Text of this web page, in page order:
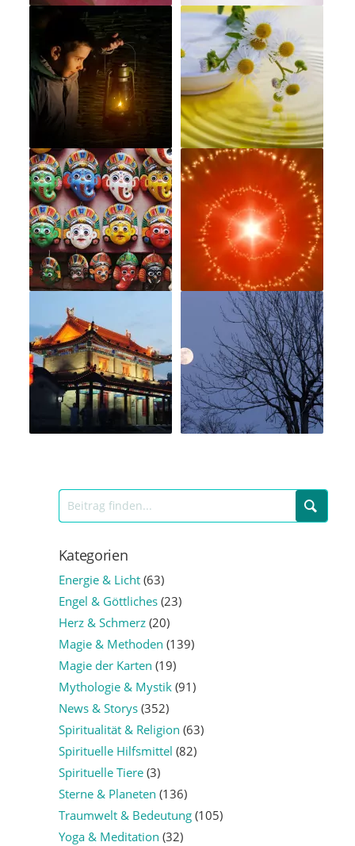
Kategorien
Energie & Licht(63)
Engel & Göttliches(23)
Herz & Schmerz(20)
Magie & Methoden (139)
Magie der Karten (19)
Mythologie & Mystik(91)
News & Storys(352)
Spiritualität & Religion (63)
Spirituelle Hilfsmittel (82)
Spirituelle Tiere(3)
Sterne & Planeten (136)
Traumwelt & Bedeutung(105)
Yoga & Meditation (32)